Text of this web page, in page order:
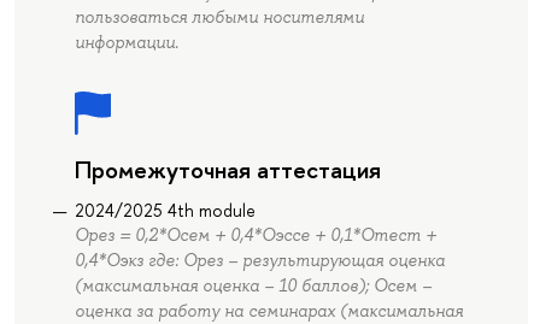
пользоваться любыми носителями
информации.
Промежуточная аттестация
2024/2025 4th module
Орез = 0,2*Осем + 0,4*Оэссе + 0,1*Отест +
0,4*Оэкз где: Орез – результирующая оценка
(максимальная оценка – 10 баллов); Осем –
оценка за работу на семинарах (максимальная